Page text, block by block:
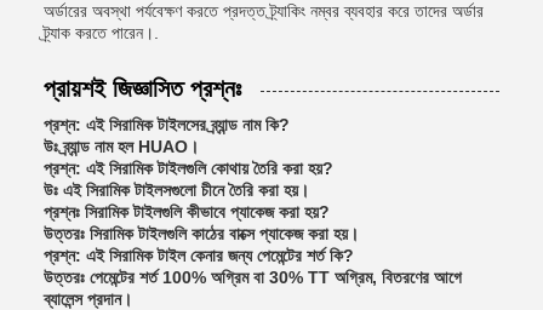
অর্ডারের অবস্থা পর্যবেক্ষণ করতে প্রদত্ত ট্র্যাকিং নম্বর ব্যবহার করে তাদের অর্ডার
ট্র্যাক করতে পারেন।.
প্রায়শই জিজ্ঞাসিত প্রশ্নঃ
প্রশ্ন: এই সিরামিক টাইলসের ব্র্যান্ড নাম কি?
উঃ ব্র্যান্ড নাম হল HUAO।
প্রশ্ন: এই সিরামিক টাইলগুলি কোথায় তৈরি করা হয়?
উঃ এই সিরামিক টাইলসগুলো চীনে তৈরি করা হয়।
প্রশ্নঃ সিরামিক টাইলগুলি কীভাবে প্যাকেজ করা হয়?
উত্তরঃ সিরামিক টাইলগুলি কাঠের বাক্সে প্যাকেজ করা হয়।
প্রশ্ন: এই সিরামিক টাইল কেনার জন্য পেমেন্টের শর্ত কি?
উত্তরঃ পেমেন্টের শর্ত 100% অগ্রিম বা 30% TT অগ্রিম, বিতরণের আগে
ব্যালেন্স প্রদান।